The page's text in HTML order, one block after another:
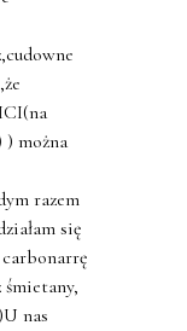
) można
razem
się
nas